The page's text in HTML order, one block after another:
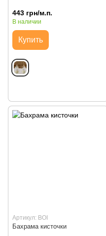
443 грн/м.п.
В наличии
Купить
Артикул: BOI
Бахрама кисточки